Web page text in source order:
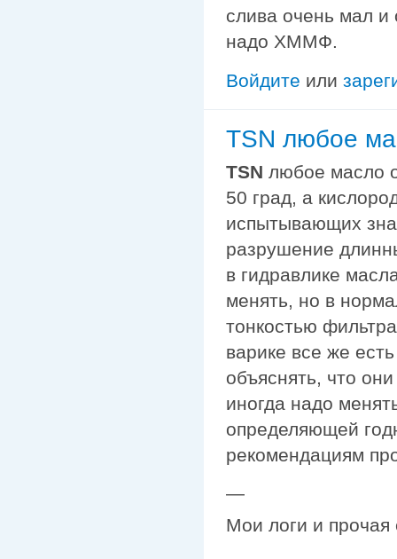
слива очень мал и
надо ХММФ.
Войдите или
TSN любое
TSN любое масло
50 град, а
испытывающих
разрушение
в гидравлике
менять, но в
тонкостью
варике все же
объяснять, что
иногда надо
определяющей
рекомендациям
—
Мои логи и